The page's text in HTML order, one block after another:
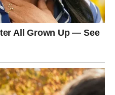
knjigu s najboljim